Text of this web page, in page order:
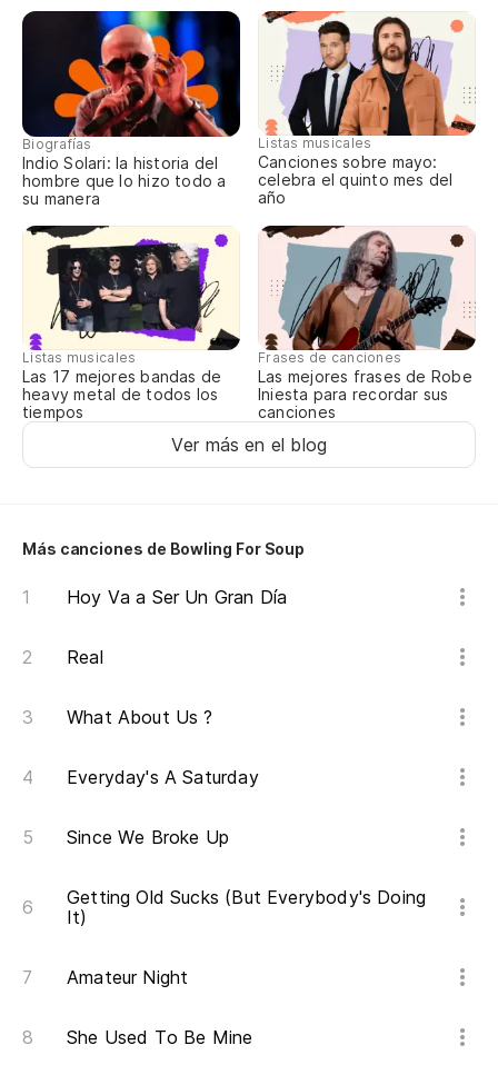
Biografías
Indio Solari: la historia del
hombre que lo hizo todo a
su manera
Listas musicales
Canciones sobre mayo:
celebra el quinto mes del
año
Listas musicales
Las 17 mejores bandas de
heavy metal de todos los
tiempos
Frases de canciones
Las mejores frases de Robe
Iniesta para recordar sus
canciones
Ver más en el blog
Más canciones de Bowling For Soup
Hoy Va a Ser Un Gran Día
Real
What About Us ?
Everyday's A Saturday
Since We Broke Up
Getting Old Sucks (But Everybody's Doing
It)
Amateur Night
She Used To Be Mine